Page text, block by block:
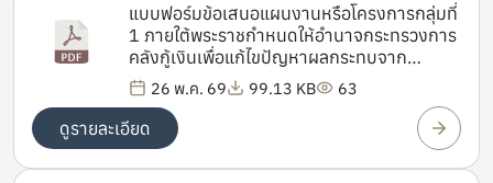
แบบฟอร์มข้อเสนอแผนงานหรือโครงการกลุ่มที่
1 ภายใต้พระราชกำหนดให้อำนาจกระทรวงการ
คลังกู้เงินเพื่อแก้ไขปัญหาผลกระทบจาก
สถานการณ์วิกฤตด้านพลังงานและสร้างการ
เปลี่ยนผ่านด้านพลังงานของประเทศ พ.ศ.
2569
26 พ.ค. 69 99.13 KB 63
ดูรายละเอียด